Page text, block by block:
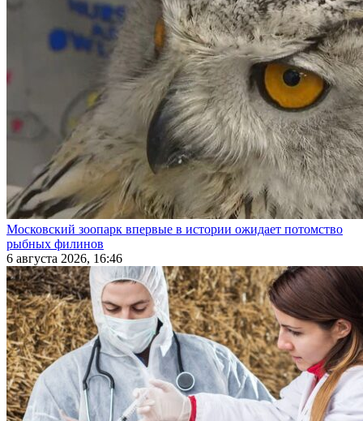
Московский зоопарк впервые в истории ожидает потомство
рыбных филинов
6 августа 2026, 16:46